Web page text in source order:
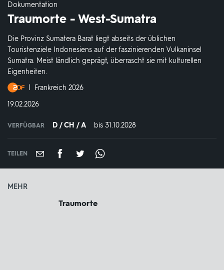
Dokumentation
Traumorte - West-Sumatra
Die Provinz Sumatera Barat liegt abseits der üblichen
Touristenziele Indonesiens auf der faszinierenden Vulkaninsel
Sumatra. Meist ländlich geprägt, überrascht sie mit kulturellen
Eigenheiten.
Produktionsland
und
jahr:
Frankreich 2026
DATUM:
19.02.2026
VERFÜGBAR D / CH / A bis 31.10.2028
TEILEN
MEHR
Traumorte